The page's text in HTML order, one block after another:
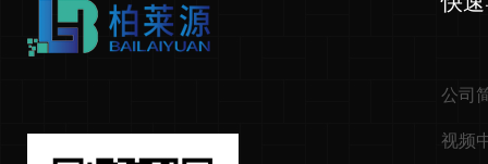
公司
视频